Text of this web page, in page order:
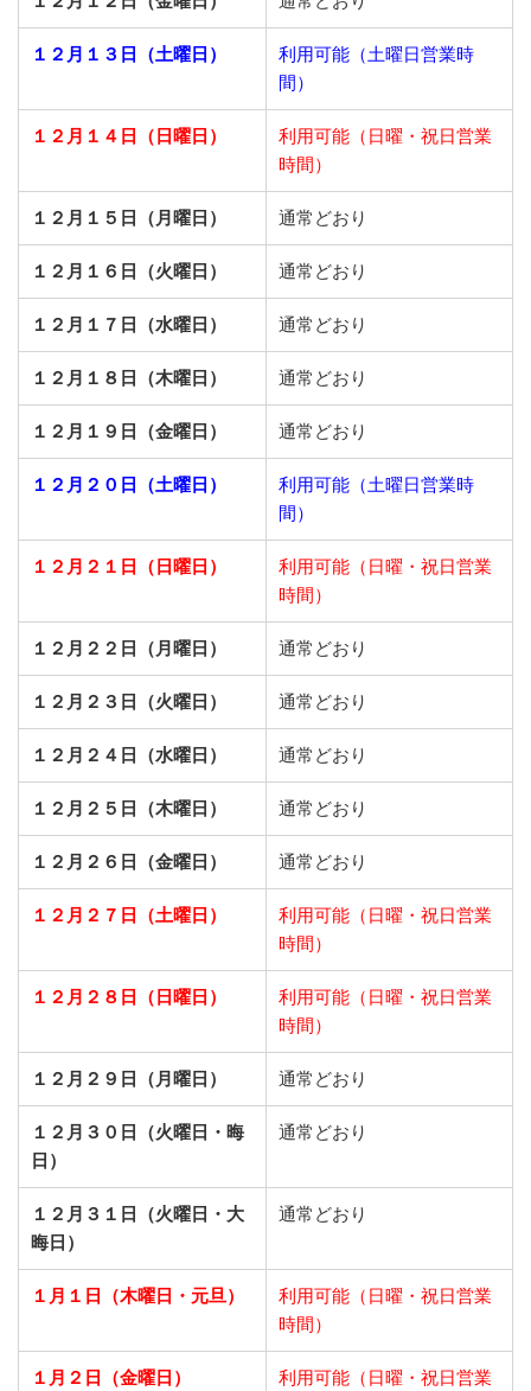
１２月１３日（土曜日）
利用可能（土曜日営業時
間）
１２月１４日（日曜日）
利用可能（日曜・祝日営業
時間）
１２月１５日（月曜日） 通常どおり
１２月１６日（火曜日） 通常どおり
１２月１７日（水曜日） 通常どおり
１２月１８日（木曜日） 通常どおり
１２月１９日（金曜日） 通常どおり
１２月２０日（土曜日）
利用可能（土曜日営業時
間）
１２月２１日（日曜日）
利用可能（日曜・祝日営業
時間）
１２月２２日（月曜日） 通常どおり
１２月２３日（火曜日） 通常どおり
１２月２４日（水曜日） 通常どおり
１２月２５日（木曜日） 通常どおり
１２月２６日（金曜日） 通常どおり
１２月２７日（土曜日）
利用可能（日曜・祝日営業
時間）
１２月２８日（日曜日）
利用可能（日曜・祝日営業
時間）
１２月２９日（月曜日） 通常どおり
１２月３０日（火曜日・晦
日）
通常どおり
１２月３１日（火曜日・大
晦日）
通常どおり
１月１日（木曜日・元旦）
利用可能（日曜・祝日営業
時間）
１月２日（金曜日）
利用可能（日曜・祝日営業